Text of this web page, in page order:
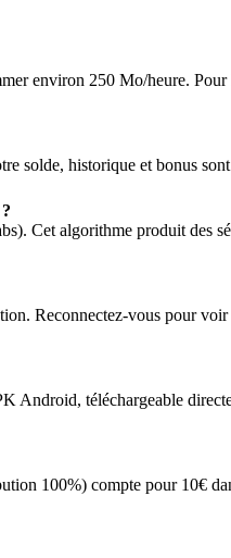
environ 250 Mo/heure.
solde, historique et bonus
Cet algorithme produit des
Reconnectez-vous pour
Android, téléchargeable
100%) compte pour 10€